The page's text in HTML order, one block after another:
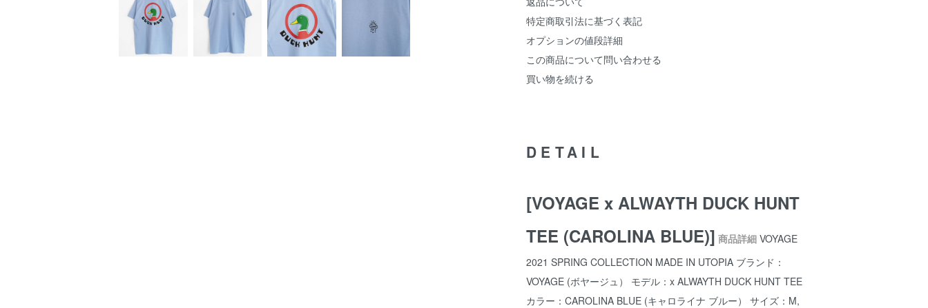
特定商取引法に基づく表記
オプションの値段詳細
この商品について問い合わせる
買い物を続ける
DETAIL
[VOYAGE x ALWAYTH DUCK HUNT
TEE (CAROLINA BLUE)] 商品詳細 VOYAGE
2021 SPRING COLLECTION MADE IN UTOPIA ブランド：
VOYAGE (ボヤージュ） モデル：x ALWAYTH DUCK HUNT TEE
カラー：CAROLINA BLUE (キャロライナ ブルー） サイズ：M,